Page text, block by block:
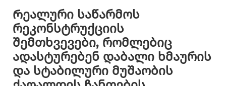
Რეალური საწარმოს
რეკონსტრუქციის
შემთხვევები, რომლებიც
ადასტურებენ დაბალი ხმაურის
და სტაბილური მუშაობის